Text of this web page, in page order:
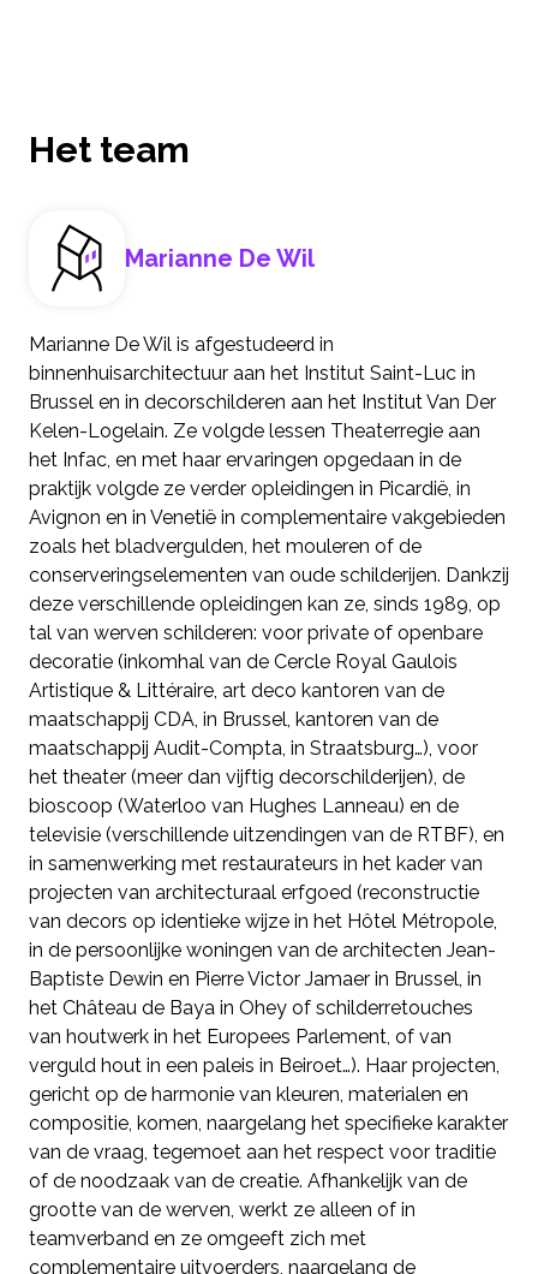
Het team
Marianne De Wil
Marianne De Wil is afgestudeerd in
binnenhuisarchitectuur aan het Institut Saint-Luc in
Brussel en in decorschilderen aan het Institut Van Der
Kelen-Logelain. Ze volgde lessen Theaterregie aan
het Infac, en met haar ervaringen opgedaan in de
praktijk volgde ze verder opleidingen in Picardië, in
Avignon en in Venetië in complementaire vakgebieden
zoals het bladvergulden, het mouleren of de
conserveringselementen van oude schilderijen. Dankzij
deze verschillende opleidingen kan ze, sinds 1989, op
tal van werven schilderen: voor private of openbare
decoratie (inkomhal van de Cercle Royal Gaulois
Artistique & Littéraire, art deco kantoren van de
maatschappij CDA, in Brussel, kantoren van de
maatschappij Audit-Compta, in Straatsburg…), voor
het theater (meer dan vijftig decorschilderijen), de
bioscoop (Waterloo van Hughes Lanneau) en de
televisie (verschillende uitzendingen van de RTBF), en
in samenwerking met restaurateurs in het kader van
projecten van architecturaal erfgoed (reconstructie
van decors op identieke wijze in het Hôtel Métropole,
in de persoonlijke woningen van de architecten Jean-
Baptiste Dewin en Pierre Victor Jamaer in Brussel, in
het Château de Baya in Ohey of schilderretouches
van houtwerk in het Europees Parlement, of van
verguld hout in een paleis in Beiroet…). Haar projecten,
gericht op de harmonie van kleuren, materialen en
compositie, komen, naargelang het specifieke karakter
van de vraag, tegemoet aan het respect voor traditie
of de noodzaak van de creatie. Afhankelijk van de
grootte van de werven, werkt ze alleen of in
teamverband en ze omgeeft zich met
complementaire uitvoerders, naargelang de